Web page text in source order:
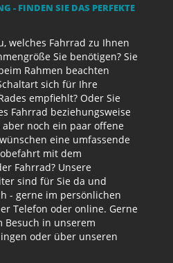
- FINDEN SIE DAS PERFEKTE
welches Fahrrad zu Ihnen
Sie benötigen? Sie
Rahmen beachten
sich für Ihre
empfiehlt? Oder Sie
Fahrrad beziehungsweise
aber noch ein paar offene
eine umfassende
mit dem
Fahrrad? Unsere
sind für Sie da und
- gerne im persönlichen
Telefon oder online. Gerne
Besuch in unserem
oder über unseren